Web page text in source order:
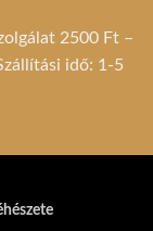
2500 Ft –
idő: 1-5